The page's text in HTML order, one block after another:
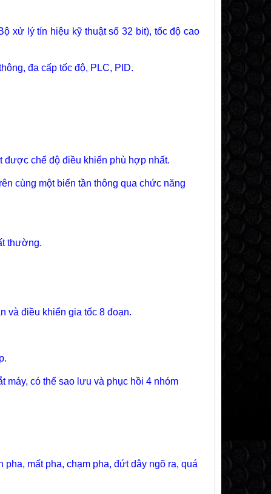
xử lý tín hiệu kỹ thuật số 32 bit), tốc độ cao
đa cấp tốc độ, PLC, PID.
được chế độ điều khiển phù hợp nhất.
cùng một biến tần thông qua chức năng
thường.
và điều khiển gia tốc 8 đoạn.
máy, có thể sao lưu và phục hồi 4 nhóm
mất pha, chạm pha, đứt dây ngõ ra, quá